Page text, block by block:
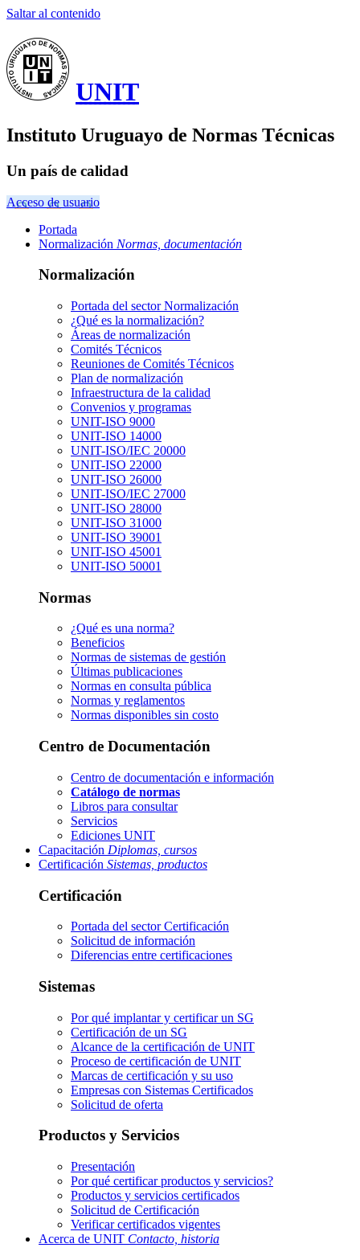
Saltar al contenido
UNIT
Instituto Uruguayo de Normas Técnicas
Un país de calidad
Acceso de usuario
Portada
Normalización Normas, documentación
Normalización
Portada del sectorNormalización
¿Qué es la normalización?
Áreas de normalización
Comités Técnicos
Reuniones de Comités Técnicos
Plan de normalización
Infraestructura de la calidad
Convenios y programas
UNIT-ISO 9000
UNIT-ISO 14000
UNIT-ISO/IEC 20000
UNIT-ISO 22000
UNIT-ISO 26000
UNIT-ISO/IEC 27000
UNIT-ISO 28000
UNIT-ISO 31000
UNIT-ISO 39001
UNIT-ISO 45001
UNIT-ISO 50001
Normas
¿Qué es una norma?
Beneficios
Normas de sistemas de gestión
Últimas publicaciones
Normas en consulta pública
Normas y reglamentos
Normas disponibles sin costo
Centro de Documentación
Centro de documentación e información
Catálogo de normas
Libros para consultar
Servicios
Ediciones UNIT
Capacitación Diplomas, cursos
Certificación Sistemas, productos
Certificación
Portada del sectorCertificación
Solicitud de información
Diferencias entre certificaciones
Sistemas
Por qué implantar y certificar un SG
Certificación de un SG
Alcance de la certificación de UNIT
Proceso de certificación de UNIT
Marcas de certificación y su uso
Empresas con Sistemas Certificados
Solicitud de oferta
Productos y Servicios
Presentación
Por qué certificar productos y servicios?
Productos y servicios certificados
Solicitud de Certificación
Verificar certificados vigentes
Acerca de UNIT Contacto, historia